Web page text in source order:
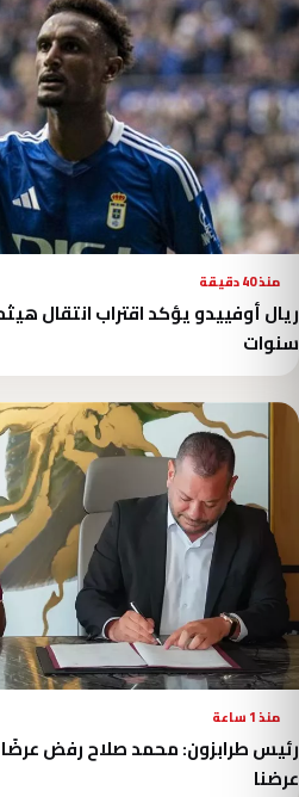
منذ 40 دقيقة
سنوات
منذ 1 ساعة
عرضنا